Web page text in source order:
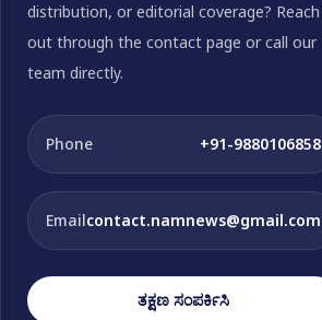
distribution, or editorial coverage? Reach
out through the contact page or call our
team directly.
Phone +91-9880106858
Emailcontact.namnews@gmail.com
ತಕ್ಷಣ ಸಂಪರ್ಕಿಸಿ